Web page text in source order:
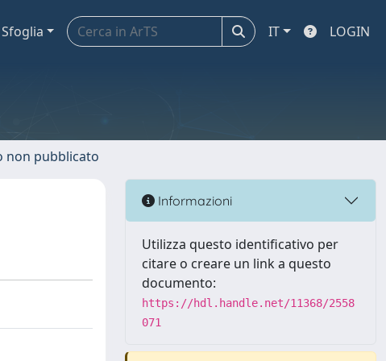
Sfoglia IT LOGIN
non pubblicato
Informazioni
Utilizza questo identificativo per
citare o creare un link a questo
documento:
https://hdl.handle.net/11368/2558
071